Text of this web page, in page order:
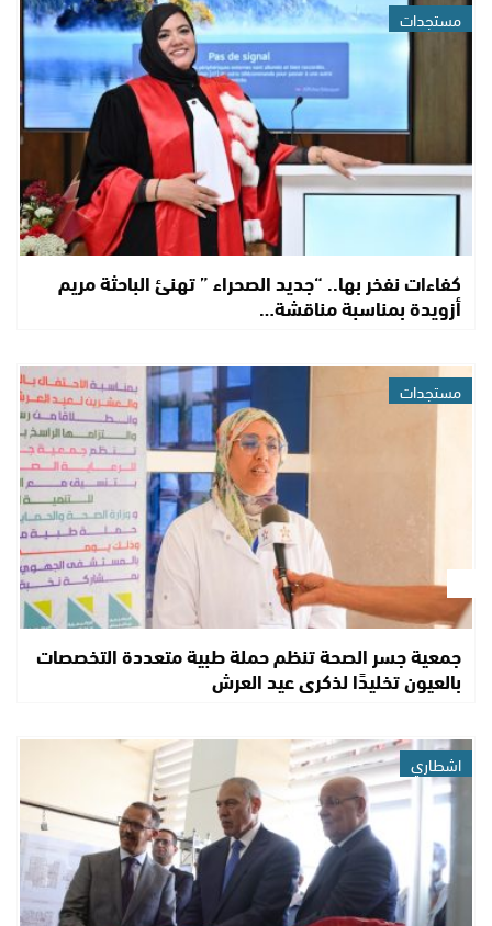
مستجدات
كفاءات نفخر بها.. “جديد الصحراء ” تهنئ الباحثة مريم
أزويدة بمناسبة مناقشة…
مستجدات
جمعية جسر الصحة تنظم حملة طبية متعددة التخصصات
بالعيون تخليدًا لذكرى عيد العرش
اشطاري